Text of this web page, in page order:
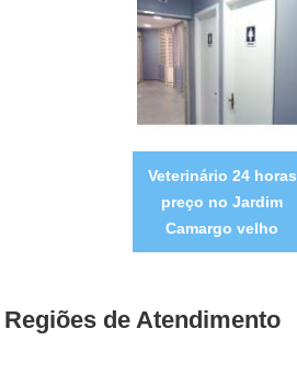
Veterinário 24 horas
preço no Jardim
Camargo velho
Regiões de Atendimento